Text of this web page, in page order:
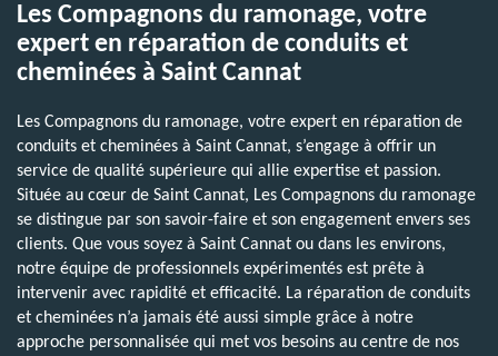
Les Compagnons du ramonage, votre
expert en réparation de conduits et
cheminées à Saint Cannat
Les Compagnons du ramonage, votre expert en réparation de
conduits et cheminées à Saint Cannat, s’engage à offrir un
service de qualité supérieure qui allie expertise et passion.
Située au cœur de Saint Cannat, Les Compagnons du ramonage
se distingue par son savoir-faire et son engagement envers ses
clients. Que vous soyez à Saint Cannat ou dans les environs,
notre équipe de professionnels expérimentés est prête à
intervenir avec rapidité et efficacité. La réparation de conduits
et cheminées n’a jamais été aussi simple grâce à notre
approche personnalisée qui met vos besoins au centre de nos